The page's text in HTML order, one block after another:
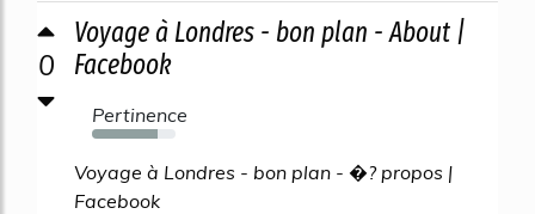
0
Voyage à Londres - bon plan - About |
Facebook
Pertinence
78%
Voyage à Londres - bon plan - �? propos |
Facebook